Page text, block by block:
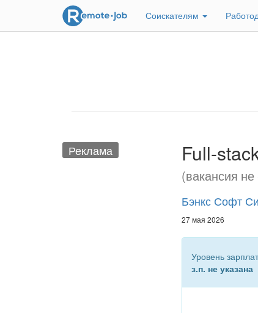
Соискателям
Реклама Full-
(вакансия
Бэнкс Софт
27 мая 2026
Уровень
з.п. не указана